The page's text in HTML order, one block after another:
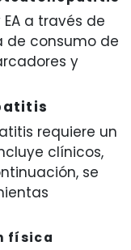
EA a través de
de consumo de
y
requiere un
clínicos,
se
física